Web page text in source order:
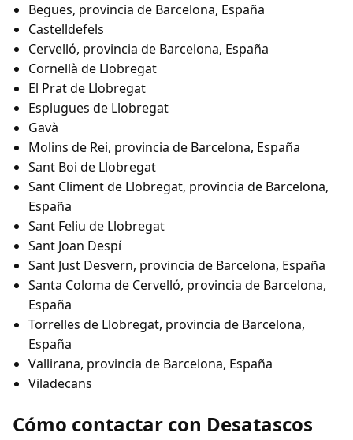
Begues, provincia de Barcelona, España
Castelldefels
Cervelló, provincia de Barcelona, España
Cornellà de Llobregat
El Prat de Llobregat
Esplugues de Llobregat
Gavà
Molins de Rei, provincia de Barcelona, España
Sant Boi de Llobregat
Sant Climent de Llobregat, provincia de Barcelona,
España
Sant Feliu de Llobregat
Sant Joan Despí
Sant Just Desvern, provincia de Barcelona, España
Santa Coloma de Cervelló, provincia de Barcelona,
España
Torrelles de Llobregat, provincia de Barcelona,
España
Vallirana, provincia de Barcelona, España
Viladecans
Cómo contactar con Desatascos